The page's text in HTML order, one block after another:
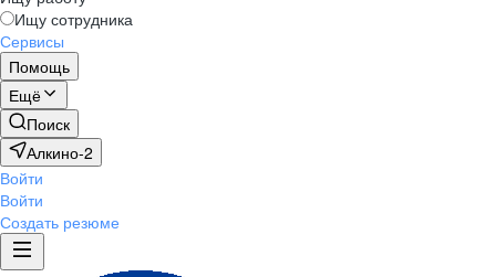
Ищу сотрудника
Сервисы
Помощь
Ещё
Поиск
Алкино-2
Войти
Войти
Создать резюме